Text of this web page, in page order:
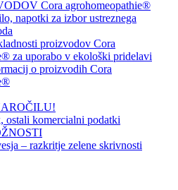
Cora agrohomeopathie®
napotki za izbor ustreznega
proizvodov Cora
za uporabo v ekološki pridelavi
o proizvodih Cora
ostali komercialni podatki
– razkritje zelene skrivnosti